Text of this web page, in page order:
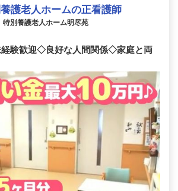
護老人ホームの正看護師
別養護老人ホーム明尽苑
験歓迎◇良好な人間関係◇家庭と両